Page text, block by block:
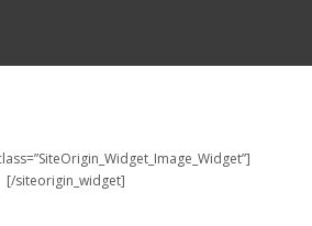
[/siteorigin_widget]